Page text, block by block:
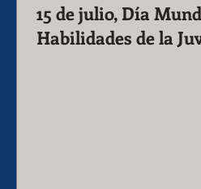
15 de julio, Día
Habilidades de la